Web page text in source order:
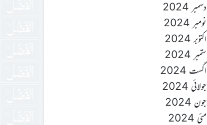
دسمبر 2024
نومبر 2024
اکتوبر 2024
ستمبر 2024
اگست 2024
جولائی 2024
جون 2024
مئی 2024